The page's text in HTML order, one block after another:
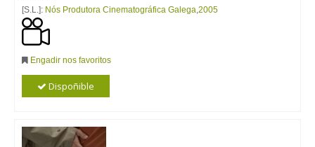
[S.L.]: Nós Produtora Cinematográfica Galega,2005
Engadir nos favoritos
Dispoñible